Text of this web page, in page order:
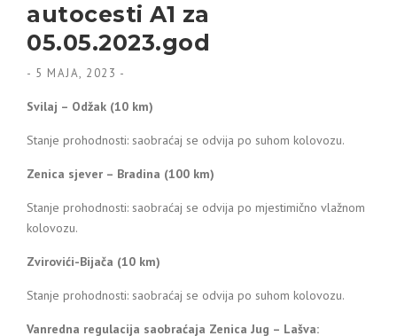
autocesti A1 za
05.05.2023.god
- 5 MAJA, 2023 -
Svilaj – Odžak (10 km)
Stanje prohodnosti: saobraćaj se odvija po suhom kolovozu.
Zenica sjever – Bradina (100 km)
Stanje prohodnosti: saobraćaj se odvija po mjestimično vlažnom
kolovozu.
Zvirovići-Bijača (10 km)
Stanje prohodnosti: saobraćaj se odvija po suhom kolovozu.
Vanredna regulacija saobraćaja Zenica Jug – Lašva: